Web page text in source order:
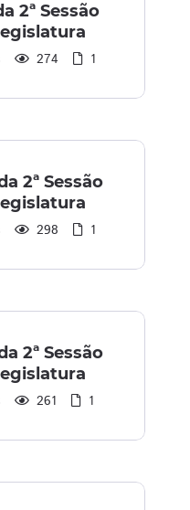
2ª Sessão
274 1
2ª Sessão
298 1
2ª Sessão
261 1